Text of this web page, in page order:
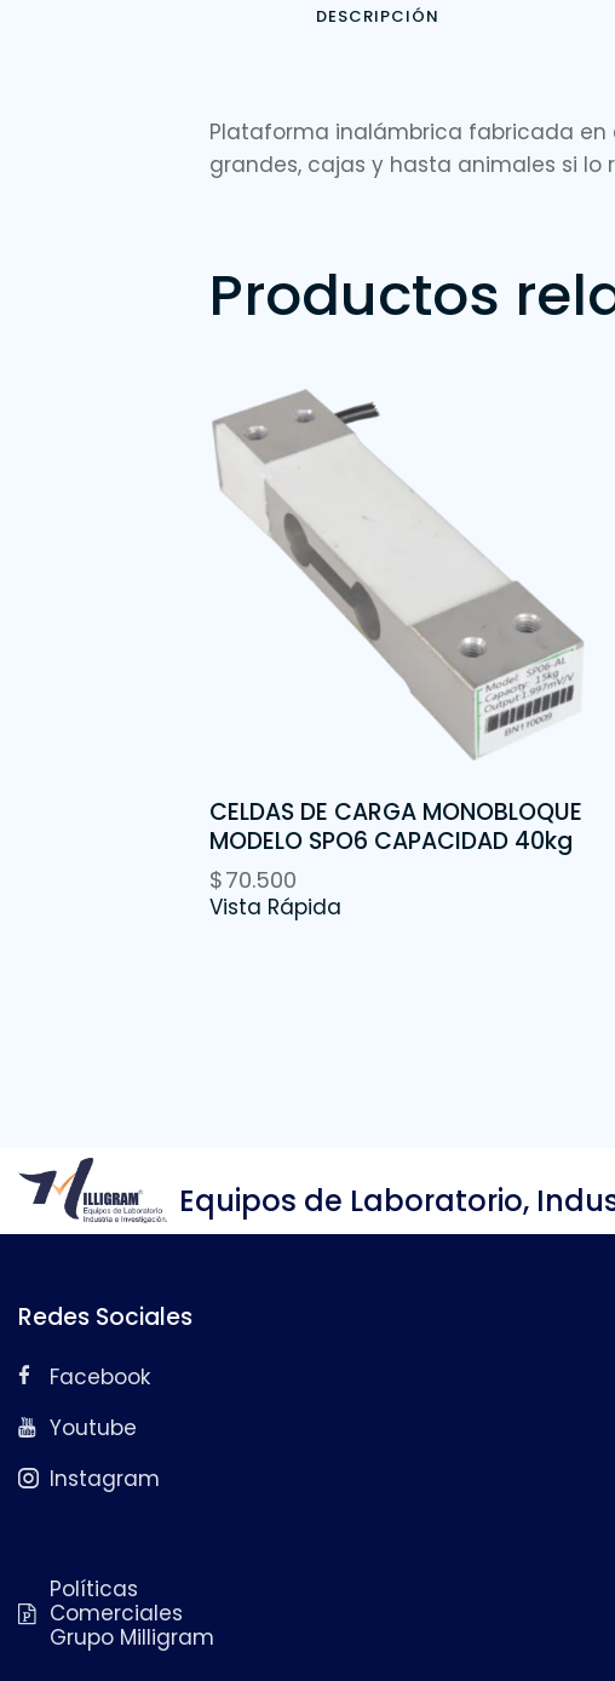
DESCRIPCIÓN
Plataforma inalámbrica fabricada en
grandes, cajas y hasta animales si lo
Productos
CELDAS DE CARGA MONOBLOQUE
MODELO SPO6 CAPACIDAD 40kg
$70.500
Vista Rápida
Equipos de Laboratorio,
Redes Sociales
Facebook
Youtube
Instagram
Políticas
Comerciales
Grupo Milligram